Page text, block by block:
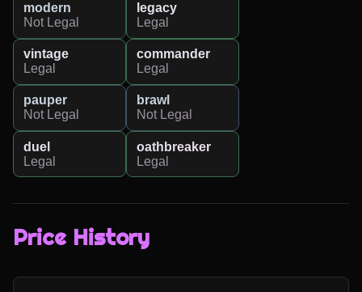
modern
Not Legal
legacy
Legal
vintage
Legal
commander
Legal
pauper
Not Legal
brawl
Not Legal
duel
Legal
oathbreaker
Legal
Price History